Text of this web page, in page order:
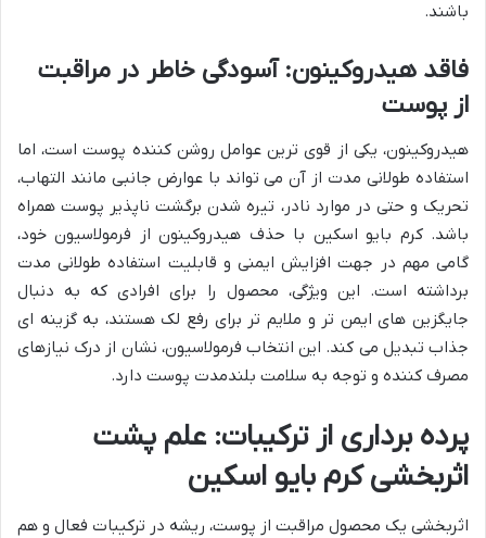
باشند.
فاقد هیدروکینون: آسودگی خاطر در مراقبت
از پوست
هیدروکینون، یکی از قوی ترین عوامل روشن کننده پوست است، اما
استفاده طولانی مدت از آن می تواند با عوارض جانبی مانند التهاب،
تحریک و حتی در موارد نادر، تیره شدن برگشت ناپذیر پوست همراه
باشد. کرم بایو اسکین با حذف هیدروکینون از فرمولاسیون خود،
گامی مهم در جهت افزایش ایمنی و قابلیت استفاده طولانی مدت
برداشته است. این ویژگی، محصول را برای افرادی که به دنبال
جایگزین های ایمن تر و ملایم تر برای رفع لک هستند، به گزینه ای
جذاب تبدیل می کند. این انتخاب فرمولاسیون، نشان از درک نیازهای
مصرف کننده و توجه به سلامت بلندمدت پوست دارد.
پرده برداری از ترکیبات: علم پشت
اثربخشی کرم بایو اسکین
اثربخشی یک محصول مراقبت از پوست، ریشه در ترکیبات فعال و هم